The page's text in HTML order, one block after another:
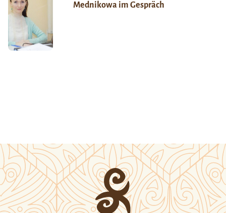
Mednikowa im Gespräch